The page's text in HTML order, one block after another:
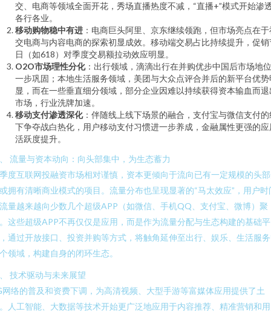
交、电商等领域全面开花，秀场直播热度不减，“直播+”模式开始渗
各行各业。
移动购物稳中有进 ：电商巨头阿里、京东继续领跑，但市场亮点在
交电商与内容电商的探索初显成效。移动端交易占比持续提升，促销
日（如618）对季度交易额拉动效应明显。
O2O市场理性分化：出行领域，滴滴出行在并购优步中国后市场地
一步巩固；本地生活服务领域，美团与大众点评合并后的新平台优势
显，而在一些垂直细分领域，部分企业因难以持续获得资本输血而退
市场，行业洗牌加速。
移动支付渗透深化：伴随线上线下场景的融合，支付宝与微信支付的
下争夺战白热化，用户移动支付习惯进一步养成，金融属性更强的应
活跃度提升。
流量与资本动向：向头部集中，为生态蓄力
度互联网投融资市场相对谨慎，资本更倾向于流向已有一定规模的头
拥有清晰商业模式的项目。流量分布也呈现显著的“马太效应”，用户时
量越来越向少数几个超级APP（如微信、手机QQ、支付宝、微博）聚
这些超级APP不再仅仅是应用，而是作为流量分配与生态构建的基础平
通过开放接口、投资并购等方式，将触角延伸至出行、娱乐、生活服
领域，构建自身的闭环生态。
技术驱动与未来展望
网络的普及和资费下调，为高清视频、大型手游等富媒体应用提供了土
人工智能、大数据等技术开始更广泛地应用于内容推荐、精准营销和